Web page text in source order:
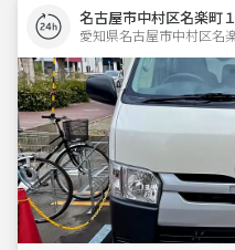
名古屋市中村区名楽町
愛知県名古屋市中村区名